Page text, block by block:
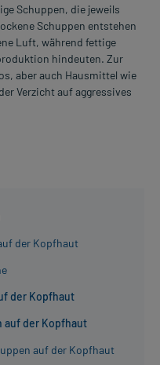
Schuppen, die jeweils
Schuppen entstehen
Luft, während fettige
hindeuten. Zur
aber auch Hausmittel wie
Verzicht auf aggressives
der Kopfhaut
der Kopfhaut
auf der Kopfhaut
auf der Kopfhaut